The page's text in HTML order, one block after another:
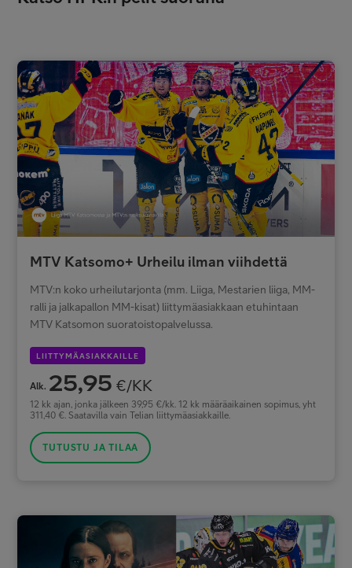
MTV Katsomo+ Urheilu ilman viihdettä
MTV:n koko urheilutarjonta (mm. Liiga, Mestarien liiga, MM-
ralli ja jalkapallon MM-kisat) liittymäasiakkaan etuhintaan
MTV Katsomon suoratoistopalvelussa.
LIITTYMÄASIAKKAILLE
Alk. 25,95 €/KK
12 kk ajan, jonka jälkeen 39,95 €/kk. 12 kk määräaikainen sopimus, yht
311,40 €. Saatavilla vain Telian liittymäasiakkaille.
TUTUSTU JA TILAA